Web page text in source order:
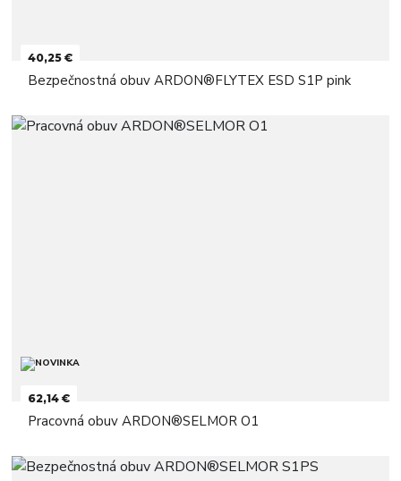
40,25 €
Bezpečnostná obuv ARDON®FLYTEX ESD S1P pink
62,14 €
Pracovná obuv ARDON®SELMOR O1